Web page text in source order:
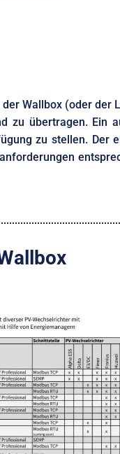
Wallbox (oder der
zu übertragen. Ein
zu stellen. Der